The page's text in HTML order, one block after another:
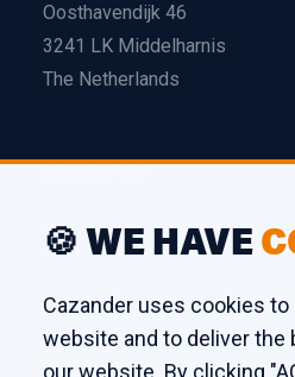
Oosthavendijk 46
3241 LK Middelharnis
The Netherlands
3241 LS Middelharnis
ATELIER
🍪 WE HAVE
Cazander uses cookies to
website and to deliver the
our website. By clicking